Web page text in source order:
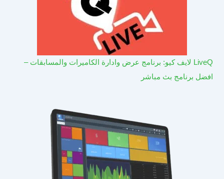
LiveQ لايف كيو: برنامج عرض وادارة الكاميرات والمسابقات –
افضل برنامج بث مباشر